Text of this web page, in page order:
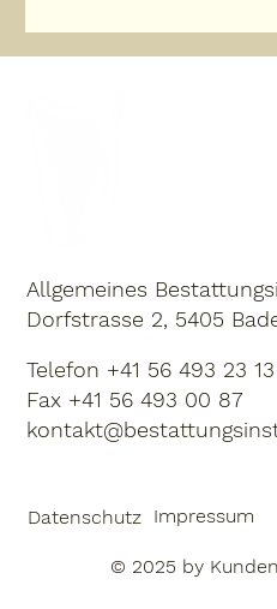
Allgemeines
Dorfstrasse 2, 5405
Telefon +41 56 493 23 13
Fax +41 56 493 00 87
Datenschutz Impressum
© 2025 by